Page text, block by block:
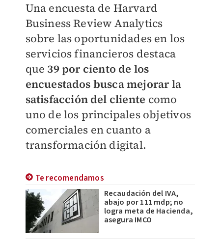
Una encuesta de Harvard
Business Review Analytics
sobre las oportunidades en los
servicios financieros destaca
que 39 por ciento de los
encuestados busca mejorar la
satisfacción del cliente como
uno de los principales objetivos
comerciales en cuanto a
transformación digital.
Te recomendamos
Recaudación del IVA,
abajo por 111 mdp; no
logra meta de Hacienda,
asegura IMCO